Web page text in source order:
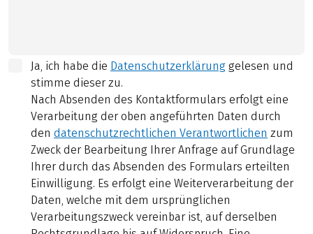
Ja, ich habe die Datenschutzerklärung gelesen und
stimme dieser zu.
Nach Absenden des Kontaktformulars erfolgt eine
Verarbeitung der oben angeführten Daten durch
den datenschutzrechtlichen Verantwortlichen zum
Zweck der Bearbeitung Ihrer Anfrage auf Grundlage
Ihrer durch das Absenden des Formulars erteilten
Einwilligung. Es erfolgt eine Weiterverarbeitung der
Daten, welche mit dem ursprünglichen
Verarbeitungszweck vereinbar ist, auf derselben